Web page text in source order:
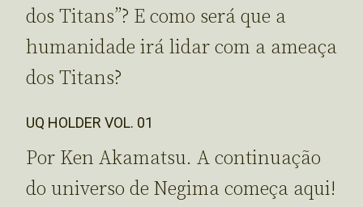
dos Titans”? E como será que a
humanidade irá lidar com a ameaça
dos Titans?
UQ HOLDER VOL. 01
Por Ken Akamatsu. A continuação
do universo de Negima começa aqui!